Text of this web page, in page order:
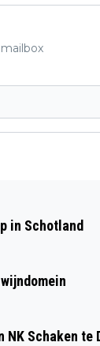
in Schotland
NK Schaken te